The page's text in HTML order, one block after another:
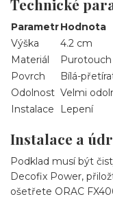
ParametrHodnota
Výška
4.2 cm
Materiál
Purotouch
Povrch
Bílá-
Odolnost Velmi
Instalace
Lepení
Instalace a
Podklad musí být
Decofix Power,
ošetřete ORAC